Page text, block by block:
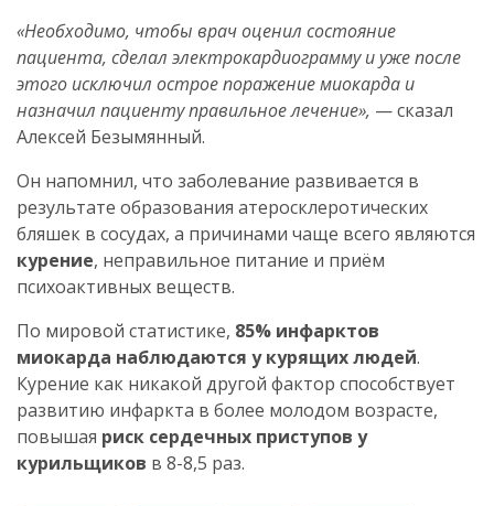
«Необходимо, чтобы врач оценил состояние
пациента, сделал электрокардиограмму и уже после
этого исключил острое поражение миокарда и
назначил пациенту правильное лечение», — сказал
Алексей Безымянный.
Он напомнил, что заболевание развивается в
результате образования атеросклеротических
бляшек в сосудах, а причинами чаще всего являются
курение, неправильное питание и приём
психоактивных веществ.
По мировой статистике, 85% инфарктов
миокарда наблюдаются у курящих людей.
Курение как никакой другой фактор способствует
развитию инфаркта в более молодом возрасте,
повышая риск сердечных приступов у
курильщиков в 8-8,5 раз.